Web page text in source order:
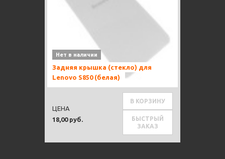
Нет в наличии
Задняя крышка (стекло) для
Lenovo S850 (белая)
18,00 руб.
ЦЕНА
В КОРЗИНУ
БЫСТРЫЙ
ЗАКАЗ